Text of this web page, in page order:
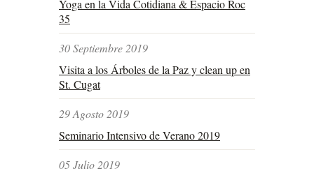
Yoga en la Vida Cotidiana & Espacio Roc
35
30 Septiembre 2019
Visita a los Árboles de la Paz y clean up en
St. Cugat
29 Agosto 2019
Seminario Intensivo de Verano 2019
05 Julio 2019